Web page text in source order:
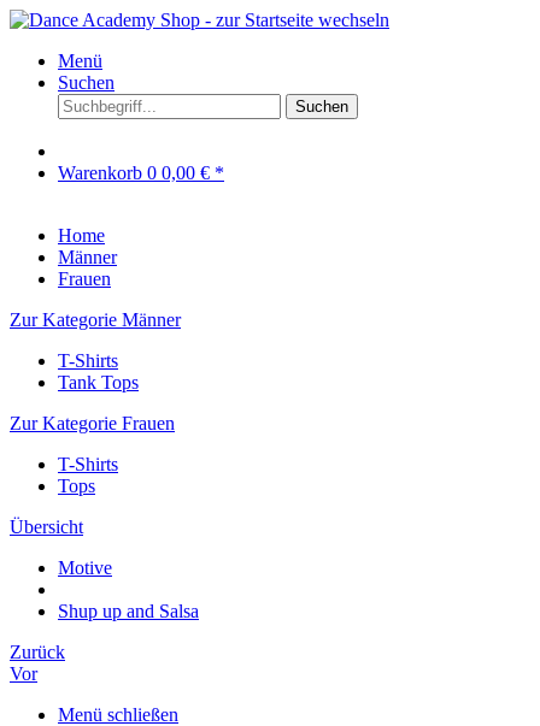
Menü
Suchen
Suchen
Warenkorb 0 0,00 € *
Home
Männer
Frauen
Zur Kategorie Männer
T-Shirts
Tank Tops
Zur Kategorie Frauen
T-Shirts
Tops
Übersicht
Motive
Shup up and Salsa
Zurück
Vor
Menü schließen